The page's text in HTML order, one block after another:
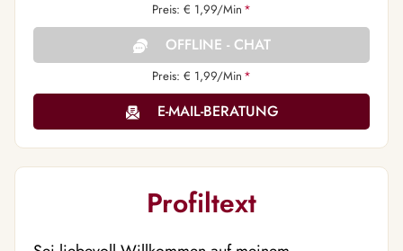
Preis: € 1,99/Min *
OFFLINE - CHAT
Preis: € 1,99/Min *
E-MAIL-BERATUNG
Profiltext